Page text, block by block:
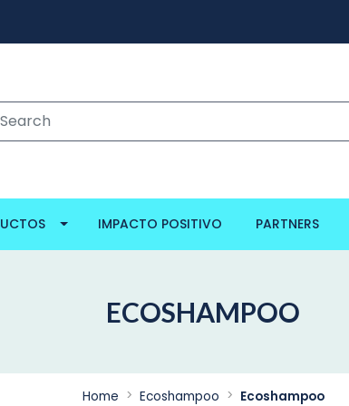
IMPACTO POSITIVO PARTNERS
ECOSHAMPOO
Home Ecoshampoo Ecoshampoo